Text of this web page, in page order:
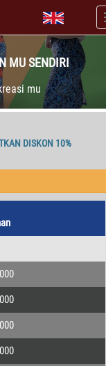
MU SENDIRI
mu
DISKON 10%